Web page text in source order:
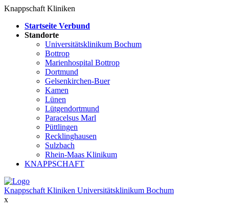
Knappschaft Kliniken
Startseite Verbund
Standorte
Universitätsklinikum Bochum
Bottrop
Marienhospital Bottrop
Dortmund
Gelsenkirchen-Buer
Kamen
Lünen
Lütgendortmund
Paracelsus Marl
Püttlingen
Recklinghausen
Sulzbach
Rhein-Maas Klinikum
KNAPPSCHAFT
Knappschaft Kliniken Universitätsklinikum Bochum
x